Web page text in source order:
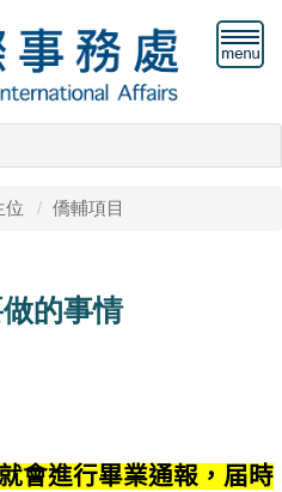
位 僑輔項目
的事情
會進行畢業通報，届時